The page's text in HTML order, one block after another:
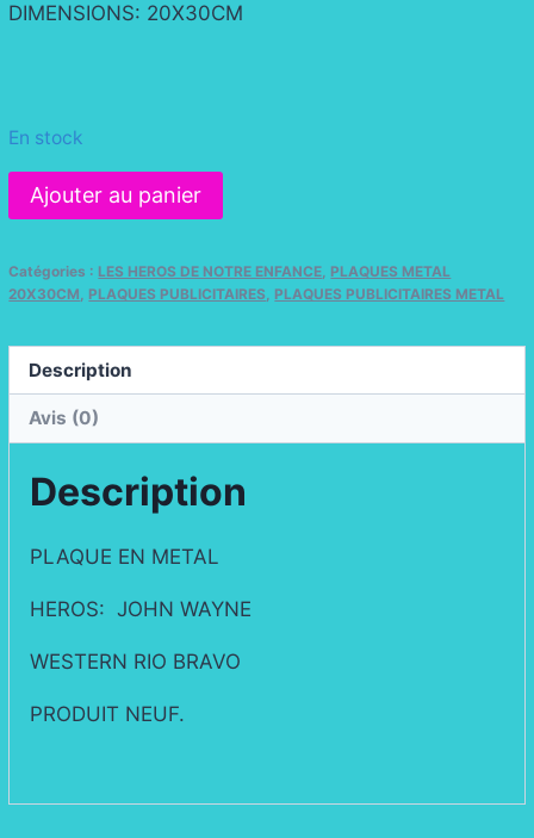
DIMENSIONS: 20X30CM
En stock
quantité
de
RIO
Ajouter au panier
Catégories : LES HEROS DE NOTRE ENFANCE, PLAQUES METAL
20X30CM, PLAQUES PUBLICITAIRES, PLAQUES PUBLICITAIRES METAL
Description
Avis (0)
Description
PLAQUE EN METAL
HEROS: JOHN WAYNE
WESTERN RIO BRAVO
PRODUIT NEUF.